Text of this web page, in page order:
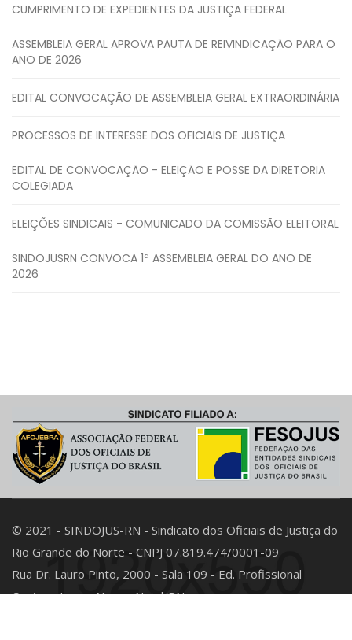
CUMPRIMENTO DE EXPEDIENTES DA JUSTIÇA FEDERAL
ASSEMBLEIA GERAL APROVA PAUTA DE REIVINDICAÇÃO PARA O
ANO DE 2026
EDITAL CONVOCAÇÃO DE ASSEMBLEIA GERAL EXTRAORDINÁRIA
PROCESSOS DE INTERESSE DOS OFICIAIS DE JUSTIÇA
EDITAL DE CONVOCAÇÃO - ELEIÇÃO E POSSE DA DIRETORIA
COLEGIADA
ELEIÇÕES SINDICAIS - COMUNICADO DA COMISSÃO ELEITORAL
SINDOJUSRN CONVOCA 1ª ASSEMBLEIA GERAL DO ANO DE
2026
© 2021 - SINDOJUS-RN - Sindicato dos Oficiais de Justiça do
Rio Grande do Norte - CNPJ 07.819.474/0001-09
Rua Dr. Lauro Pinto, 2000 - Sala 109 - Ed. Profissional
Center - Lagoa Nova - Natal/RN